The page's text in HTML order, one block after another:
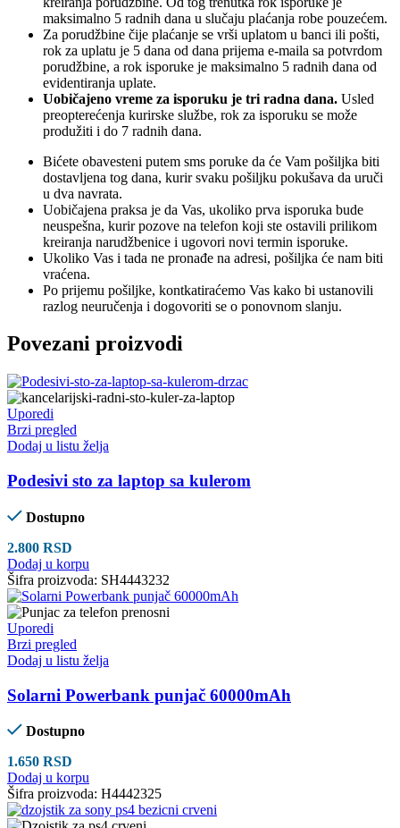
maksimalno 5 radnih dana u slučaju plaćanja robe pouzećem.
Za porudžbine čije plaćanje se vrši uplatom u banci ili pošti,
rok za uplatu je 5 dana od dana prijema e-maila sa potvrdom
porudžbine, a rok isporuke je maksimalno 5 radnih dana od
evidentiranja uplate.
Uobičajeno vreme za isporuku je tri radna dana. Usled
preopterećenja kurirske službe, rok za isporuku se može
produžiti i do 7 radnih dana.
Bićete obavesteni putem sms poruke da će Vam pošiljka biti
dostavljena tog dana, kurir svaku pošiljku pokušava da uruči
u dva navrata.
Uobičajena praksa je da Vas, ukoliko prva isporuka bude
neuspešna, kurir pozove na telefon koji ste ostavili prilikom
kreiranja narudžbenice i ugovori novi termin isporuke.
Ukoliko Vas i tada ne pronađe na adresi, pošiljka će nam biti
vraćena.
Po prijemu pošiljke, kontkatiraćemo Vas kako bi ustanovili
razlog neuručenja i dogovoriti se o ponovnom slanju.
Povezani proizvodi
Uporedi
Brzi pregled
Dodaj u listu želja
Podesivi sto za laptop sa kulerom
Dostupno
2.800 RSD
Dodaj u korpu
Šifra proizvoda: SH4443232
Uporedi
Brzi pregled
Dodaj u listu želja
Solarni Powerbank punjač 60000mAh
Dostupno
1.650 RSD
Dodaj u korpu
Šifra proizvoda: H4442325